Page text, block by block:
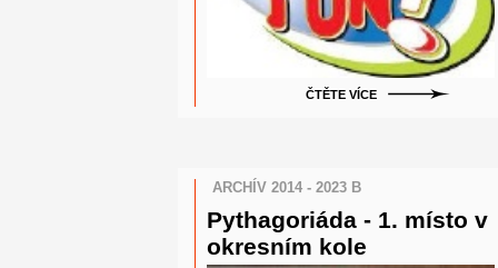
ČTĚTE VÍCE
ARCHÍV 2014 - 2023 B
Pythagoriáda - 1. místo v
okresním kole